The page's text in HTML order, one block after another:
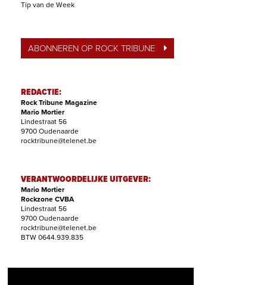
Tip van de Week
ABONNEREN OP ROCK TRIBUNE
REDACTIE:
Rock Tribune Magazine
Mario Mortier
Lindestraat 56
9700 Oudenaarde
rocktribune@telenet.be
VERANTWOORDELIJKE UITGEVER:
Mario Mortier
Rockzone CVBA
Lindestraat 56
9700 Oudenaarde
rocktribune@telenet.be
BTW 0644.939.835